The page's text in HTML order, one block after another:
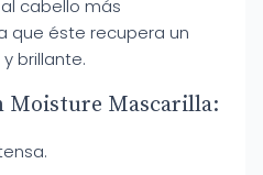
cabello más
que éste recupera un
brillante.
Moisture Mascarilla: